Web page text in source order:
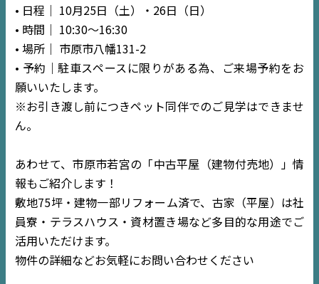
• 日程｜ 10月25日（土）・26日（日）
• 時間｜ 10:30～16:30
• 場所｜ 市原市八幡131-2
• 予約｜駐車スペースに限りがある為、ご来場予約をお
願いいたします。
※お引き渡し前につきペット同伴でのご見学はできませ
ん。
あわせて、市原市若宮の「中古平屋（建物付売地）」情
報もご紹介します！
敷地75坪・建物一部リフォーム済で、古家（平屋）は社
員寮・テラスハウス・資材置き場など多目的な用途でご
活用いただけます。
物件の詳細などお気軽にお問い合わせください